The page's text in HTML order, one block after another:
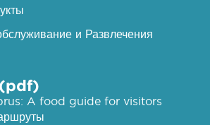
и Развлечения
A food guide for visitors